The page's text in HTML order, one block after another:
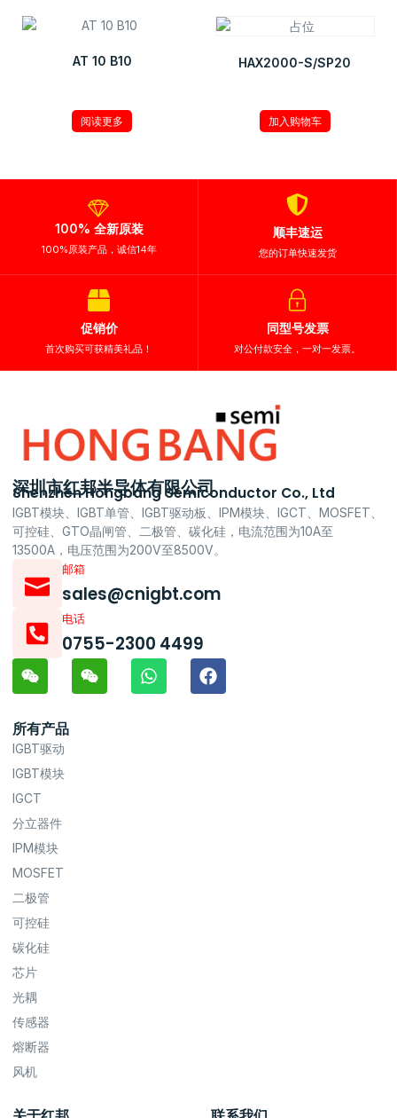
AT 10 B10
阅读更多
HAX2000-S/SP20
加入购物车
100% 全新原装
100%原装产品，诚信14年
顺丰速运
您的订单快速发货
促销价
首次购买可获精美礼品！
同型号发票
对公付款安全，一对一发票。
深圳市红邦半导体有限公司
Shenzhen Hongbang Semiconductor Co., Ltd
IGBT模块、IGBT单管、IGBT驱动板、IPM模块、IGCT、MOSFET、
可控硅、GTO晶闸管、二极管、碳化硅，电流范围为10A至
13500A，电压范围为200V至8500V。
邮箱
sales@cnigbt.com
电话
0755-2300 4499
所有产品
IGBT驱动
IGBT模块
IGCT
分立器件
IPM模块
MOSFET
二极管
可控硅
碳化硅
芯片
光耦
传感器
熔断器
风机